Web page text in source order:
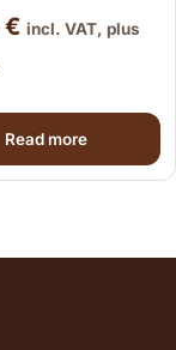
€ incl. VAT, plus
Read more